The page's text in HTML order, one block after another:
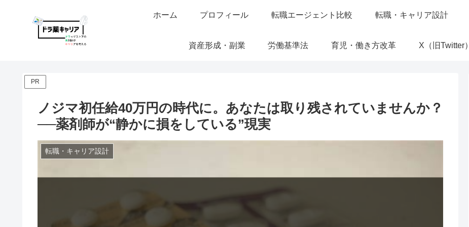
ホーム プロフィール 転職エージェント比較 転職・キャリア設計
資産形成・副業 労働基準法 育児・働き方改革 X（旧Twitter）
PR
ノジマ初任給40万円の時代に。あなたは取り残されていませんか？
──薬剤師が“静かに損をしている”現実
転職・キャリア設計